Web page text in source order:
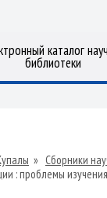
каталог
библиотеки
» Сборники
: проблемы